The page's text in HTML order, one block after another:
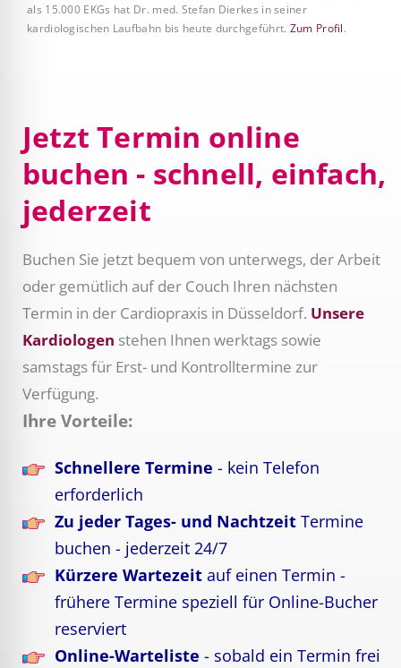
als 15.000 EKGs hat Dr. med. Stefan Dierkes in seiner
kardiologischen Laufbahn bis heute durchgeführt. Zum Profil.
Jetzt Termin online
buchen - schnell, einfach,
jederzeit
Buchen Sie jetzt bequem von unterwegs, der Arbeit
oder gemütlich auf der Couch Ihren nächsten
Termin in der Cardiopraxis in Düsseldorf. Unsere
Kardiologen stehen Ihnen werktags sowie
samstags für Erst- und Kontrolltermine zur
Verfügung.
Ihre Vorteile:
Schnellere Termine- kein Telefon
erforderlich
Zu jeder Tages- und Nachtzeit Termine
buchen - jederzeit 24/7
Kürzere Wartezeit auf einen Termin -
frühere Termine speziell für Online-Bucher
reserviert
Online-Warteliste - sobald ein Termin frei